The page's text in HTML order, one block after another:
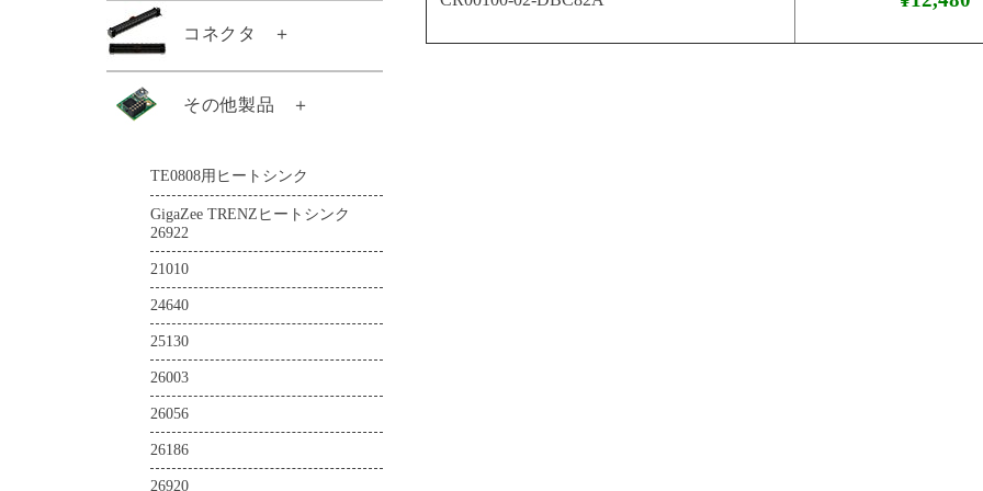
TE0808-05-BBE21-AZ
TE0808-05-BBE81-E
TE0820-05-3BE81ML
TE0820-05-3BI81ML
TE0820-05-4AE81MA
TE0820-05-4AI21MI
TE0820-05-4DE21MA
TE0820-05-4DE81MA
TE0820-05-4DE81MAS
TE0820-05-4DI81MA
TE0820-05-5DI21MA
TE0820-05-5DI81MA
TE0821-01-3AE31PA
TE0821-01-3BE21MA
TE0821-01-3BE21ML
TE0813-02-4DE81-A
TE0813-02-5DE81-A
TE0813-02-5DI81-A
TE0817-01-7DE21-A
TE0817-02-4BE81-A
TE0817-02-7AI81-A
TE0817-02-7DE81-A
TE0817-02-7DE81-AS
TE0817-02-7DI81-A
TE0818-01-9GI21-AK
TE0818-02-6BE81-A
TE0818-02-9BE81-A
TE0818-02-9BE81-AS
TE0720-04-61Q33ML
TE0720-04-61Q86PL
TE0720-04-62I33ML
TE0720-04-62I33NA
TE0745-03-91C31-A
TE0745-03-92I31-A
TE0745-03-92I31-AK
TE0745-03-93E31-AK
TE0724-04-41I32-A
TE0724-04-41I33-A
TE0724-04-61I32-A
TE0728-03-1Q
TE0728-04-1Q
TE0729-03-62I63MA
TE0729-03-62I63MAK
TE0729-03-62I63MAS
TE0782-02-82I33MA
TE0782-02-92I33MA
TE0782-02-A2I33MA
TE0783-02-100-2I
TE0710-03-72I21-A
TE0711-02-42C-1-A
TE0711-02-42I-1-A
TE0711-02-72I-1-A
TE0712-02-42I36-A
TE0712-02-71I36-A
TE0712-02-72C36-A
TE0712-02-72C36-L
TE0712-02-81I36-A
TE0712-02-82C36-A
TE0712-02-82C36-L
TE0712-03-42I36-A
TE0143-01
TE0146-00
TE0300-01IBM
TE0303-01
TE0303-01NC
TE0320-00-EV02
TE0320-00-EV02B
TE0320-00-EV02I
TE0320-00-EV02IB
TE0323-00
TE0600-04-52I11-A
TE0600-04-52I11-M
TE0741-04-D2C-1-A
TE0741-04-G2C-1-A
TE0741-05-A2C-1-A
TE0741-05-B2C-1-A
TE0741-05-B2C-1-AF
TE0741-05-B2I-1-A
TE0741-05-D2C-1-A
TE0741-05-D2I-1-A
TE0741-05-G2C-1-A
TE0741-05-G2I-1-A
TE0841-02-31I21-A
TE0841-02-31I21-T
コネクタ ＋
21011
21371
21372
21589
22495
22684
22938
23062
23494
23497
その他製品 ＋
TE0808用ヒートシンク
GigaZee TRENZヒートシンク
26922
21010
24640
25130
26003
26056
26186
26920